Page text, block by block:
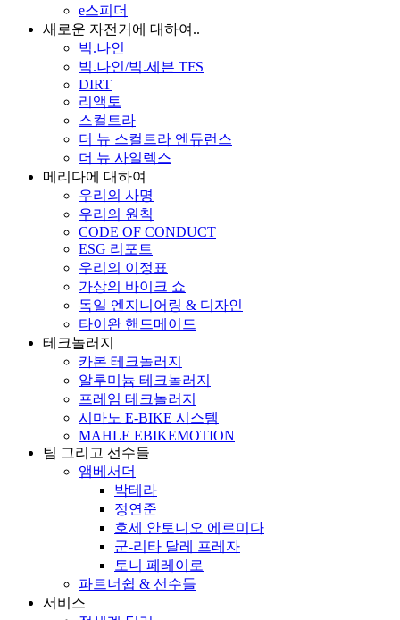
e스피더
새로운 자전거에 대하여..
빅.나인
빅.나인/빅.세븐 TFS
DIRT
리액토
스컬트라
더 뉴 스컬트라 엔듀런스
더 뉴 사일렉스
메리다에 대하여
우리의 사명
우리의 원칙
CODE OF CONDUCT
ESG 리포트
우리의 이정표
가상의 바이크 쇼
독일 엔지니어링 & 디자인
타이완 핸드메이드
테크놀러지
카본 테크놀러지
알루미늄 테크놀러지
프레임 테크놀러지
시마노 E-BIKE 시스템
MAHLE EBIKEMOTION
팀 그리고 선수들
앰베서더
박테라
정연준
호세 안토니오 에르미다
군-리타 달레 프레자
토니 페레이로
파트너쉽 & 선수들
서비스